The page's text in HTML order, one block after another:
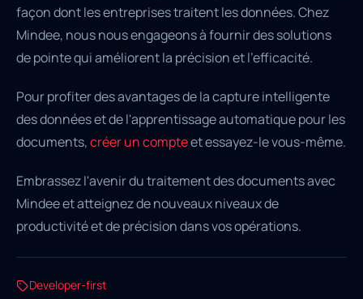
façon dont les entreprises traitent les données. Chez
Mindee, nous nous engageons à fournir des solutions
de pointe qui améliorent la précision et l'efficacité.
Pour profiter des avantages de la capture intelligente
des données et de l'apprentissage automatique pour les
documents,créer un compteet essayez-le vous-même.
Embrassez l'avenir du traitement des documents avec
Mindee et atteignez de nouveaux niveaux de
productivité et de précision dans vos opérations.
Developer-first